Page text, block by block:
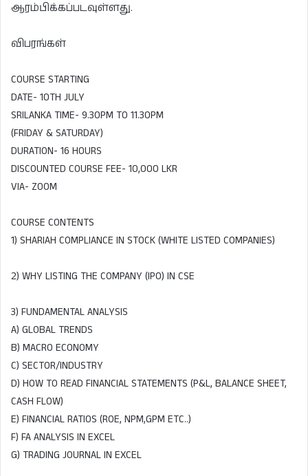
ஆரம்பிக்கப்படவுள்ளது.
விபரங்கள்
COURSE STARTING
DATE- 10TH JULY
SRILANKA TIME- 9.30PM TO 11.30PM
(FRIDAY & SATURDAY)
DURATION- 16 HOURS
DISCOUNTED COURSE FEE- 10,000 LKR
VIA- ZOOM
COURSE CONTENTS
1) SHARIAH COMPLIANCE IN STOCK (WHITE LISTED COMPANIES)
2) WHY LISTING THE COMPANY (IPO) IN CSE
3) FUNDAMENTAL ANALYSIS
A) GLOBAL TRENDS
B) MACRO ECONOMY
C) SECTOR/INDUSTRY
D) HOW TO READ FINANCIAL STATEMENTS (P&L, BALANCE SHEET,
CASH FLOW)
E) FINANCIAL RATIOS (ROE, NPM,GPM ETC..)
F) FA ANALYSIS IN EXCEL
G) TRADING JOURNAL IN EXCEL